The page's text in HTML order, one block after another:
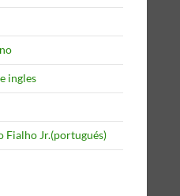
ingles
Fialho Jr.(portugués)